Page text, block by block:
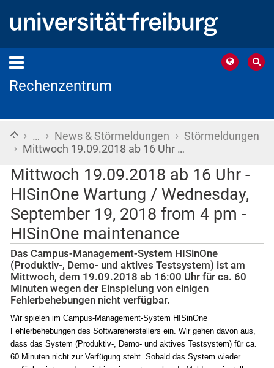
Rechenzentrum
Startseite
› … › News & Störmeldungen › Störmeldungen
› Mittwoch 19.09.2018 ab 16 Uhr …
Mittwoch 19.09.2018 ab 16 Uhr -
HISinOne Wartung / Wednesday,
September 19, 2018 from 4 pm -
HISinOne maintenance
Das Campus-Management-System HISinOne
(Produktiv-, Demo- und aktives Testsystem) ist am
Mittwoch, dem 19.09.2018 ab 16:00 Uhr für ca. 60
Minuten wegen der Einspielung von einigen
Fehlerbehebungen nicht verfügbar.
Wir spielen im Campus-Management-System HISinOne
Fehlerbehebungen des Softwareherstellers ein. Wir gehen davon aus,
dass das System (Produktiv-, Demo- und aktives Testsystem) für ca.
60 Minuten nicht zur Verfügung steht. Sobald das System wieder